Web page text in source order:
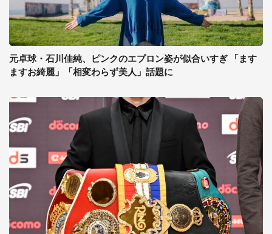
元卓球・石川佳純、ピンクのエプロン姿が似合いすぎ 「ます
ますお綺麗」「相変わらず美人」話題に